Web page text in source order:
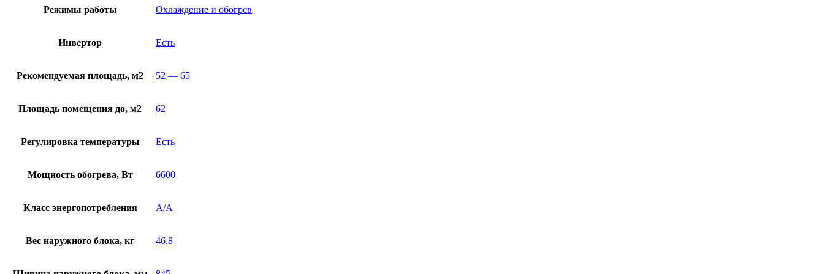
Режимы работы Охлаждение и обогрев
Инвертор Есть
Рекомендуемая площадь, м2 52 — 65
Площадь помещения до, м2 62
Регулировка температуры Есть
Мощность обогрева, Вт 6600
Класс энергопотребления A/A
Вес наружного блока, кг 46.8